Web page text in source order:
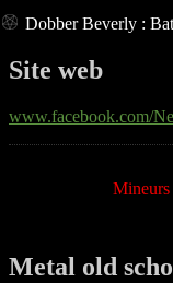
Dobber Beverly :
Site web
www.facebook.com/
Mineurs
Metal old